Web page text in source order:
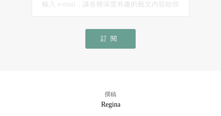
訂閱
撰稿
Regina